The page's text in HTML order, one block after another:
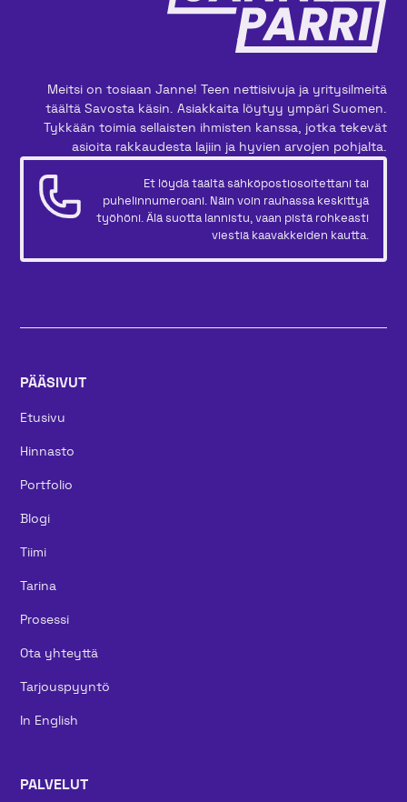
Meitsi on tosiaan Janne! Teen nettisivuja ja yritysilmeitä
täältä Savosta käsin. Asiakkaita löytyy ympäri Suomen.
Tykkään toimia sellaisten ihmisten kanssa, jotka tekevät
asioita rakkaudesta lajiin ja hyvien arvojen pohjalta.
Et löydä täältä sähköpostiosoitettani tai
puhelinnumeroani. Näin voin rauhassa keskittyä
työhöni. Älä suotta lannistu, vaan pistä rohkeasti
viestiä kaavakkeiden kautta.
PÄÄSIVUT
Etusivu
Hinnasto
Portfolio
Blogi
Tiimi
Tarina
Prosessi
Ota yhteyttä
Tarjouspyyntö
In English
PALVELUT